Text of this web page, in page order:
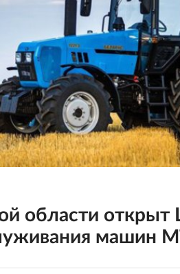
области открыт
машин